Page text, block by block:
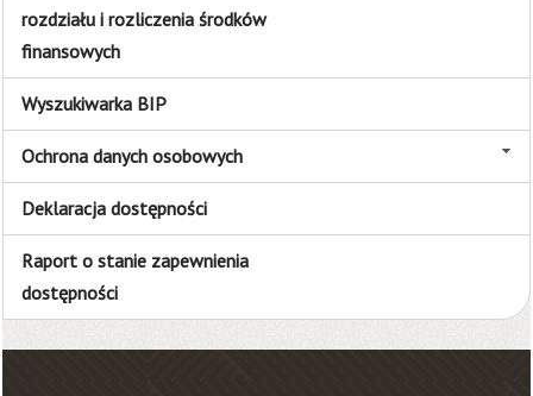
rozdziału i rozliczenia środków
finansowych
Wyszukiwarka BIP
Ochrona danych osobowych
Deklaracja dostępności
Raport o stanie zapewnienia
dostępności